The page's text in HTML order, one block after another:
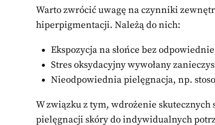
Warto zwrócić uwagę na czynniki
hiperpigmentacji. Należą do nich:
Ekspozycja na słońce bez
Stres oksydacyjny wywołany
Nieodpowiednia pielęgnacja, np.
W związku z tym, wdrożenie
pielęgnacji skóry do indywidualnych